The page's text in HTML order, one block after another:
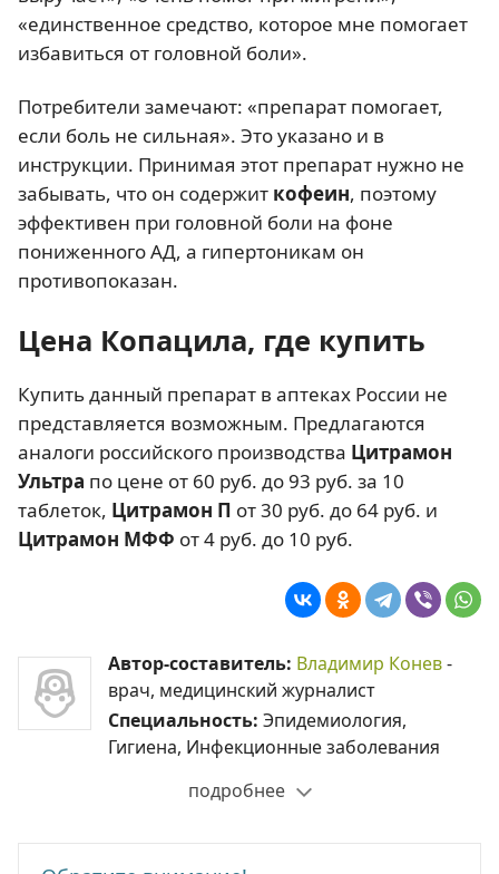
«единственное средство, которое мне помогает
избавиться от головной боли».
Потребители замечают: «препарат помогает,
если боль не сильная». Это указано и в
инструкции. Принимая этот препарат нужно не
забывать, что он содержит кофеин, поэтому
эффективен при головной боли на фоне
пониженного АД, а гипертоникам он
противопоказан.
Цена Копацила, где купить
Купить данный препарат в аптеках России не
представляется возможным. Предлагаются
аналоги российского производства Цитрамон
Ультра по цене от 60 руб. до 93 руб. за 10
таблеток, Цитрамон П от 30 руб. до 64 руб. и
Цитрамон МФФ от 4 руб. до 10 руб.
Автор-составитель: Владимир Конев-
врач, медицинский журналист
Специальность: Эпидемиология,
Гигиена, Инфекционные заболевания
подробнее